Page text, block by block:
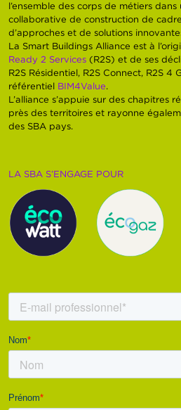
l’ensemble des corps de métiers
collaborative de construction de
d’approches et de solutions
La Smart Buildings Alliance est à
Ready 2 Services (R2S) et de ses
R2S Résidentiel, R2S Connect, R2S 4
référentiel BIM4Value.
L’alliance s’appuie sur des chapitres
près des territoires et rayonne
des SBA pays.
LA SBA S’ENGAGE POUR